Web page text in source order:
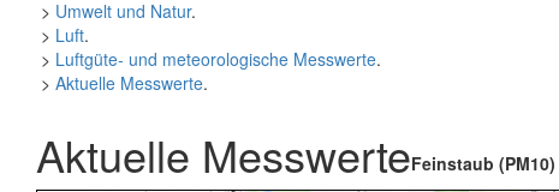
> Umwelt und Natur.
> Luft.
> Luftgüte- und meteorologische Messwerte.
> Aktuelle Messwerte.
Aktuelle MesswerteFeinstaub (PM10)